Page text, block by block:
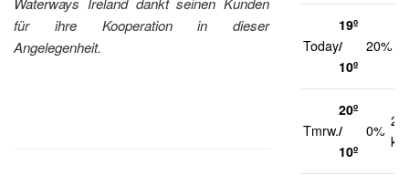
für ihre Kooperation in dieser
Angelegenheit.
Today
19º
/
10º
20%
Tmrw.
20º
/
10º
0%
21